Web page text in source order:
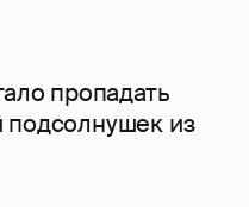
пропадать
подсолнушек из